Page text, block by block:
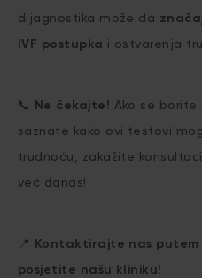
dijagnostika može da
IVF postupka i ostvarenja
📞 Ne čekajte! Ako se
saznate kako ovi testovi
trudnoću, zakažite
već danas!
📍 Kontaktirajte nas
posjetite našu kliniku!